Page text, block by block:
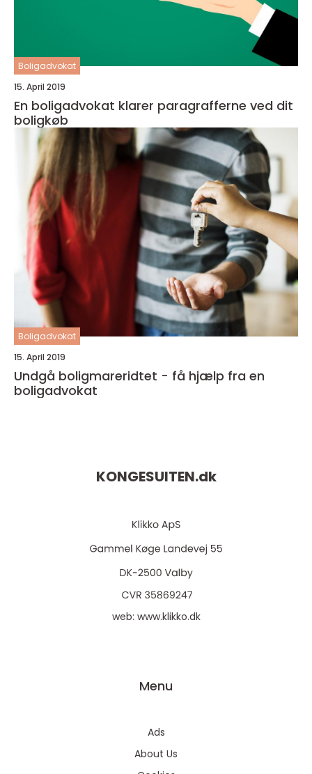
Boligadvokat
15. April 2019
En boligadvokat klarer paragrafferne ved dit
boligkøb
Boligadvokat
15. April 2019
Undgå boligmareridtet - få hjælp fra en
boligadvokat
KONGESUITEN.dk
web: www.klikko.dk
Menu
Ads
About Us